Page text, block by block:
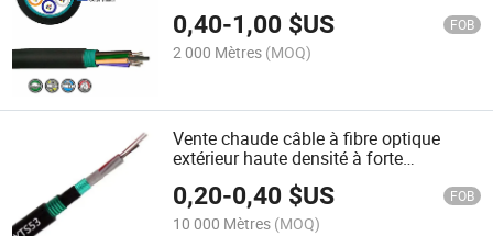
usine avec protection UV pour prévenir
les dommages mécaniques
0,40-1,00 $US FOB
2 000 Mètres (MOQ)
Vente chaude câble à fibre optique
extérieur haute densité à forte
compression pour diverses
applications de communication
0,20-0,40 $US FOB
10 000 Mètres (MOQ)